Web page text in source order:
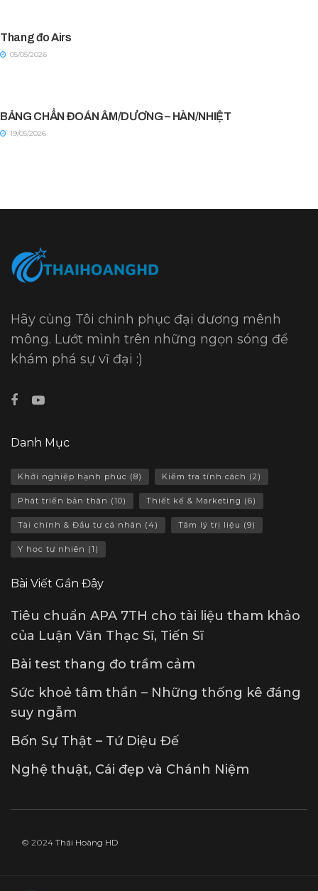
Thang đo Airs
05/05/2026
BẢNG CHẨN ĐOÁN ÂM/DƯƠNG – HÀN/NHIỆT
19/05/2026
Hãy cùng Tôi chinh phục đại dương mênh
mông. Lướt mình trên những ngọn sóng để
khám phá sự vĩ đại :)
Danh Mục
Khởi nghiệp hạnh phúc (8) Kiểm tra tính cách (2)
Phát triển bản thân (10) Thiết kế & Marketing (6)
Tài chính & Đầu tư cá nhân (4) Tâm lý trị liệu (9)
Y học tự nhiên (1)
Bài Viết Gần Đây
Tiêu chuẩn APA 7TH cho tài liệu tham khảo
của Luận Văn Thạc Sĩ, Tiến Sĩ
Bài test thang đo trầm cảm
Sức khoẻ tâm thần – Những thống kê đáng
suy ngẫm
Bốn Sự Thật – Tứ Diệu Đế
Nghệ thuật, Cái đẹp và Chánh Niệm
© 2024 Thái Hoàng HD